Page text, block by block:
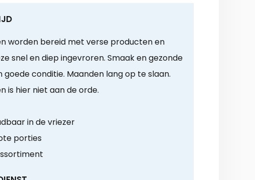
worden bereid met verse producten en
snel en diep ingevroren. Smaak en gezonde
goede conditie. Maanden lang op te slaan.
is hier niet aan de orde.
in de vriezer
porties